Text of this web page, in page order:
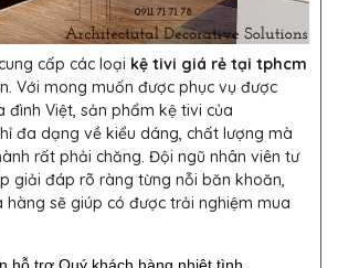
cấp các loại kệ tivi giá rẻ tại tphcm
Với mong muốn được phục vụ được
đình Việt, sản phẩm kệ tivi của
đa dạng về kiểu dáng, chất lượng mà
rất phải chăng. Đội ngũ nhân viên tư
giải đáp rõ ràng từng nỗi băn khoăn,
hàng sẽ giúp có được trải nghiệm mua